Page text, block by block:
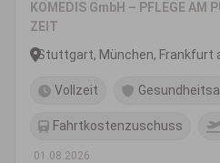
KOMEDIS GmbH – PFLEGE AM
ZEIT
Stuttgart, München, Frankfurt
Vollzeit
Fahrtkostenzuschuss
01.08.2026